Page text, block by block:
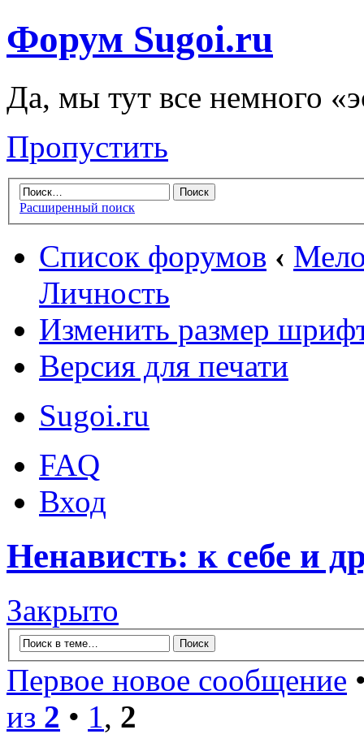
Форум Sugoi.ru
Да, мы тут все немного
Пропустить
Расширенный поиск
Список форумов ‹
Личность
Изменить размер
Версия для печати
Sugoi.ru
FAQ
Вход
Ненависть: к себе и
Закрыто
Первое новое сообщение
из 2 • 1, 2